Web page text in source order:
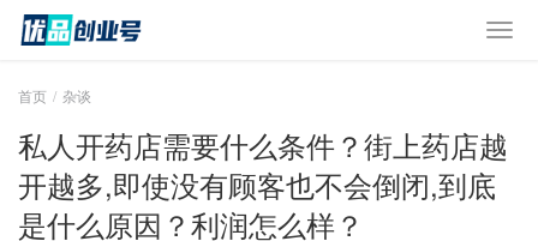
首页 杂谈
私人开药店需要什么条件？街上药店越
开越多,即使没有顾客也不会倒闭,到底
是什么原因？利润怎么样？